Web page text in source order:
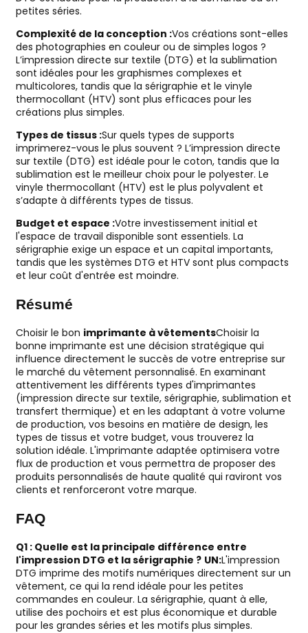
petites séries.
Complexité de la conception :Vos créations sont-elles
des photographies en couleur ou de simples logos ?
L’impression directe sur textile (DTG) et la sublimation
sont idéales pour les graphismes complexes et
multicolores, tandis que la sérigraphie et le vinyle
thermocollant (HTV) sont plus efficaces pour les
créations plus simples.
Types de tissus :Sur quels types de supports
imprimerez-vous le plus souvent ? L’impression directe
sur textile (DTG) est idéale pour le coton, tandis que la
sublimation est le meilleur choix pour le polyester. Le
vinyle thermocollant (HTV) est le plus polyvalent et
s’adapte à différents types de tissus.
Budget et espace :Votre investissement initial et
l'espace de travail disponible sont essentiels. La
sérigraphie exige un espace et un capital importants,
tandis que les systèmes DTG et HTV sont plus compacts
et leur coût d'entrée est moindre.
Résumé
Choisir le bon imprimante à vêtementsChoisir la
bonne imprimante est une décision stratégique qui
influence directement le succès de votre entreprise sur
le marché du vêtement personnalisé. En examinant
attentivement les différents types d'imprimantes
(impression directe sur textile, sérigraphie, sublimation et
transfert thermique) et en les adaptant à votre volume
de production, vos besoins en matière de design, les
types de tissus et votre budget, vous trouverez la
solution idéale. L'imprimante adaptée optimisera votre
flux de production et vous permettra de proposer des
produits personnalisés de haute qualité qui raviront vos
clients et renforceront votre marque.
FAQ
Q1 : Quelle est la principale différence entre
l'impression DTG et la sérigraphie ? UN:L'impression
DTG imprime des motifs numériques directement sur un
vêtement, ce qui la rend idéale pour les petites
commandes en couleur. La sérigraphie, quant à elle,
utilise des pochoirs et est plus économique et durable
pour les grandes séries et les motifs plus simples.